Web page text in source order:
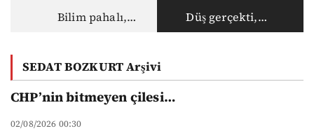
Bilim pahalı,
üniversitelerinin
yeni düzeni
Düş gerçekti,
gerçek haksız
SEDAT BOZKURT Arşivi
CHP’nin bitmeyen çilesi…
02/08/2026 00:30